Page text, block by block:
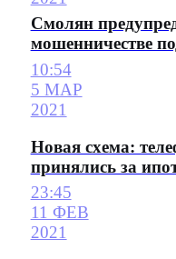
Смолян
мошенничестве
10:54
5 МАР
2021
Новая схема:
принялись за
23:45
11 ФЕВ
2021